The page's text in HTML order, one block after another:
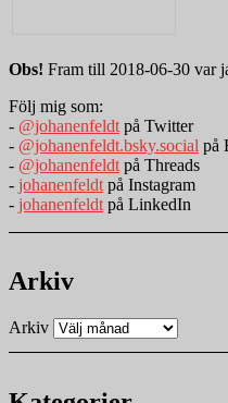
Obs! Fram till 2018-06-30 var
Följ mig som:
- @johanenfeldt på Twitter
- @johanenfeldt.bsky.social på
- @johanenfeldt på Threads
- johanenfeldt på Instagram
- johanenfeldt på LinkedIn
Arkiv
Arkiv